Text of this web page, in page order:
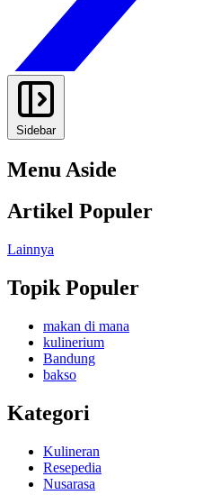
Sidebar
Menu Aside
Artikel Populer
Lainnya
Topik Populer
makan di mana
kulinerium
Bandung
bakso
Kategori
Kulineran
Resepedia
Nusarasa